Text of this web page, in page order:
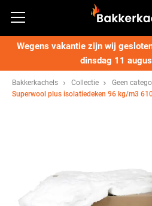
Wegens vakantie zijn wij
dinsdag 11
Bakkerkachels Collectie
Geen
Superwool plus isolatiedeken 96 kg/m3